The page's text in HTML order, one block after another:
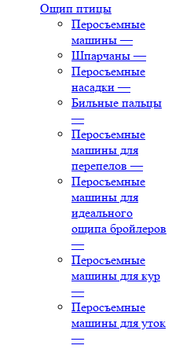
Ощип птицы
Перосъемные
машины —
Шпарчаны —
Перосъемные
насадки —
Бильные пальцы
—
Перосъемные
машины для
перепелов —
Перосъемные
машины для
идеального
ощипа бройлеров
—
Перосъемные
машины для кур
—
Перосъемные
машины для уток
—